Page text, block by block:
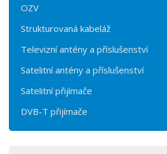
OZV
Strukturovaná kabeláž
Televizní antény a příslušenství
Satelitní antény a příslušenství
Satelitní přijímače
DVB-T přijímače